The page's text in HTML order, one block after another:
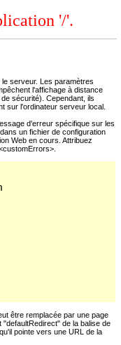
'/'.
serveur. Les paramètres
l'affichage à distance
sécurité). Cependant, ils
sur l'ordinateur serveur local.
d'erreur spécifique sur les
un fichier de configuration
Web en cours. Attribuez
être remplacée par une page
de la balise de
pointe vers une URL de la